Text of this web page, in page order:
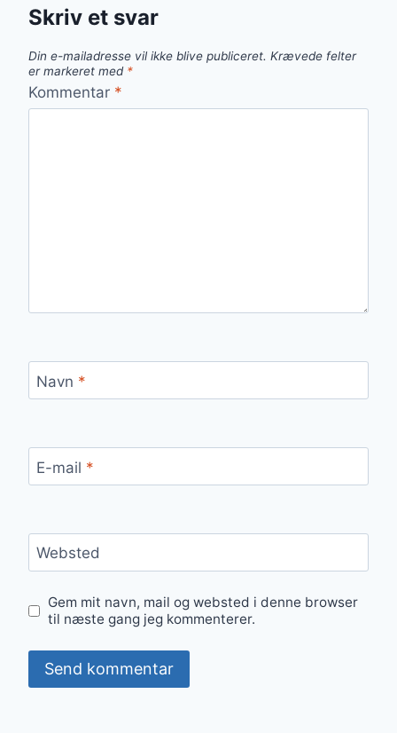
Skriv et svar
Din e-mailadresse vil ikke blive publiceret. Krævede felter
er markeret med *
Kommentar *
Navn *
E-mail *
Websted
Gem mit navn, mail og websted i denne browser
til næste gang jeg kommenterer.